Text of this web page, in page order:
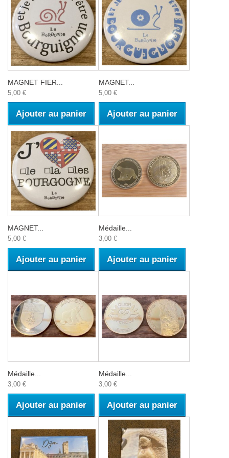
MAGNET FIER...
5,00 €
Ajouter au panier
MAGNET...
5,00 €
Ajouter au panier
MAGNET...
5,00 €
Ajouter au panier
Médaille...
3,00 €
Ajouter au panier
Médaille...
3,00 €
Ajouter au panier
Médaille...
3,00 €
Ajouter au panier